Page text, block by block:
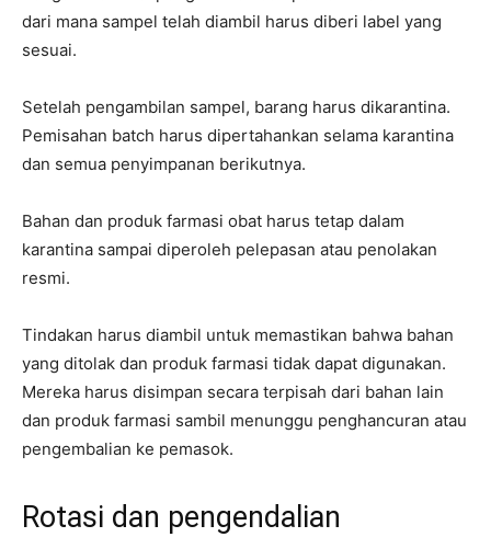
dari mana sampel telah diambil harus diberi label yang
sesuai.
Setelah pengambilan sampel, barang harus dikarantina.
Pemisahan batch harus dipertahankan selama karantina
dan semua penyimpanan berikutnya.
Bahan dan produk farmasi obat harus tetap dalam
karantina sampai diperoleh pelepasan atau penolakan
resmi.
Tindakan harus diambil untuk memastikan bahwa bahan
yang ditolak dan produk farmasi tidak dapat digunakan.
Mereka harus disimpan secara terpisah dari bahan lain
dan produk farmasi sambil menunggu penghancuran atau
pengembalian ke pemasok.
Rotasi dan pengendalian